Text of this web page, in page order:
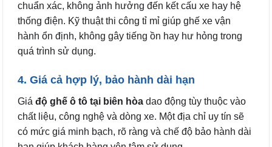
chuẩn xác, không ảnh hưởng đến kết cấu xe hay hệ
thống điện. Kỹ thuật thi công tỉ mỉ giúp ghế xe vận
hành ổn định, không gây tiếng ồn hay hư hỏng trong
quá trình sử dụng.
4. Giá cả hợp lý, bảo hành dài hạn
Giá độ ghế ô tô tại biên hòa dao động tùy thuộc vào
chất liệu, công nghệ và dòng xe. Một địa chỉ uy tín sẽ
có mức giá minh bạch, rõ ràng và chế độ bảo hành dài